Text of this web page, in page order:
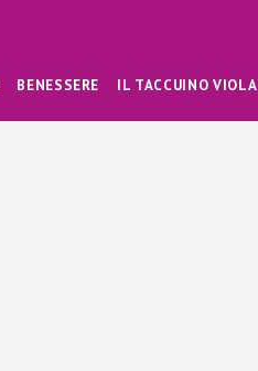
BENESSERE IL TACCUINO VIOLA